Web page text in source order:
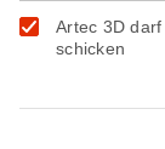
Artec 3D
schicken